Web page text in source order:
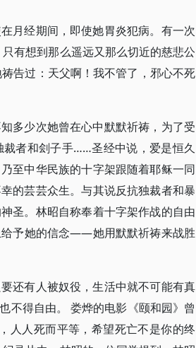
月经期间，即使她胃炎犯病。有一次
有想到那么遥远又那么切近的慈悲公
告过：天父啊！我不管了，邪心不死
多少次她曾在心中默默祈祷，为了受
者和刽子手……圣经中说，爱是恒久
至中华民族的十字架跟随着耶稣一同
的芸芸众生。与其说反抗独裁者和暴
圣。林昭自称奉着十字架作战的自由
给予她的信念——她用默默祈祷来战胜
还有人被奴役，生活中就不可能有真
不得自由。 娄烨的电影《颐和园》曾
人人死而平等，希望死亡不是你的终